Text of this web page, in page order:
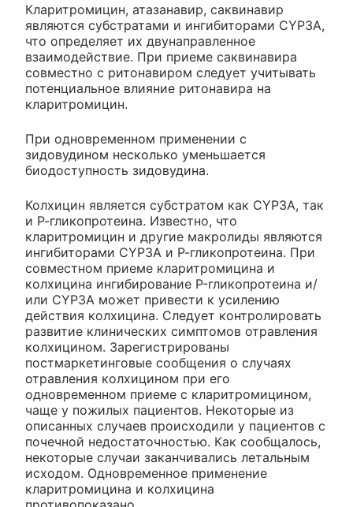
Кларитромицин, атазанавир, саквинавир
являются субстратами и ингибиторами CYP3A,
что определяет их двунаправленное
взаимодействие. При приеме саквинавира
совместно с ритонавиром следует учитывать
потенциальное влияние ритонавира на
кларитромицин.
При одновременном применении с
зидовудином несколько уменьшается
биодоступность зидовудина.
Колхицин является субстратом как CYP3A, так
и Р-гликопротеина. Известно, что
кларитромицин и другие макролиды являются
ингибиторами CYP3A и Р-гликопротеина. При
совместном приеме кларитромицина и
колхицина ингибирование P-гликопротеина и/
или CYP3A может привести к усилению
действия колхицина. Следует контролировать
развитие клинических симптомов отравления
колхицином. Зарегистрированы
постмаркетинговые сообщения о случаях
отравления колхицином при его
одновременном приеме с кларитромицином,
чаще у пожилых пациентов. Некоторые из
описанных случаев происходили у пациентов с
почечной недостаточностью. Как сообщалось,
некоторые случаи заканчивались летальным
исходом. Одновременное применение
кларитромицина и колхицина